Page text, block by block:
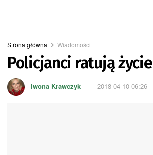
Strona główna Wiadomości
Policjanci ratują życie
Iwona Krawczyk 2018-04-10 06:26